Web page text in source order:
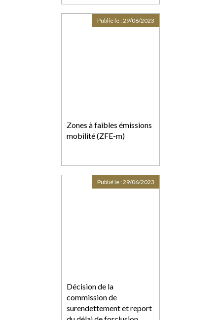
petites PME
Zones à faibles émissions
mobilité (ZFE-m)
Publié le :29/06/2023
Décision de la
commission de
surendettement et report
Publié le :29/06/2023